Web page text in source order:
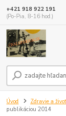
+421 918 922 191
(Po-Pia, 8-16 hod.)
Úvod Zdravie a
publikáciou 2014